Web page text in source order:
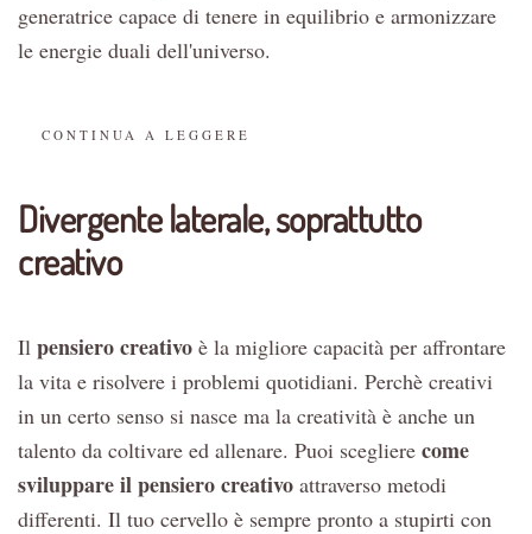
generatrice capace di tenere in equilibrio e armonizzare
le energie duali dell'universo.
CONTINUA A LEGGERE
Divergente laterale, soprattutto
creativo
Il pensiero creativo è la migliore capacità per affrontare
la vita e risolvere i problemi quotidiani. Perchè creativi
in un certo senso si nasce ma la creatività è anche un
talento da coltivare ed allenare. Puoi scegliere come
sviluppare il pensiero creativo attraverso metodi
differenti. Il tuo cervello è sempre pronto a stupirti con